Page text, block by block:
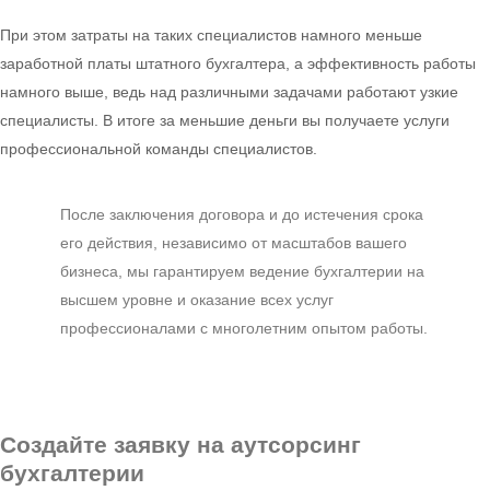
При этом затраты на таких специалистов намного меньше
заработной платы штатного бухгалтера, а эффективность работы
намного выше, ведь над различными задачами работают узкие
специалисты. В итоге за меньшие деньги вы получаете услуги
профессиональной команды специалистов.
После заключения договора и до истечения срока
его действия, независимо от масштабов вашего
бизнеса, мы гарантируем ведение бухгалтерии на
высшем уровне и оказание всех услуг
профессионалами с многолетним опытом работы.
Создайте заявку на аутсорсинг
бухгалтерии